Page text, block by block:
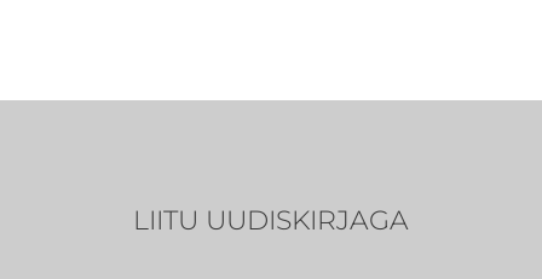
LIITU UUDISKIRJAGA